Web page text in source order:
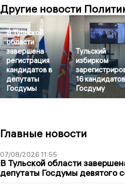
Другие новости
В Тульской
области
завершена
регистрация
кандидатов в
депутаты
Госдумы
Тульский
избирком
16
Госдуму
Главные новости
07/08/2026 11:55
В Тульской области
депутаты Госдумы девятого